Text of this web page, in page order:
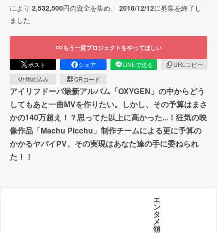
により 2,532,500円の資金を集め、 2018/12/12に募集を終了し
ました
もう一度プロジェクトをやってほしい
ポスト シェア LINEで送る
URLコピー
埋め込み
QRコード
アイリフドーパ最新アルバム「OXYGEN」の中からどう
してもあと一曲MVを作りたい。しかし、その予算はまさ
かの140万超え！？思ってた以上に高かった...！狂気の映
像作品「Machu Picchu」制作チームによる更に予算の
かかるヤバイPV。その実現はあなた達の手に委ねられ
た！！
エ
ン
タ
メ
領